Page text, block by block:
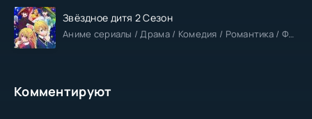
Звёздное дитя 2 Сезон
Аниме сериалы / Драма / Комедия / Романтика / Фантастика / Анонсы
Комментируют